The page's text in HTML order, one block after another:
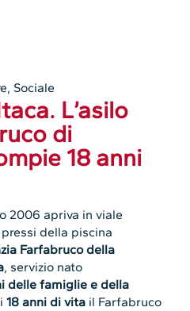
, Sociale
L’asilo
di
18 anni
2006 apriva in viale
della piscina
Farfabruco della
, servizio nato
delle famiglie e della
18 anni di vita il Farfabruco